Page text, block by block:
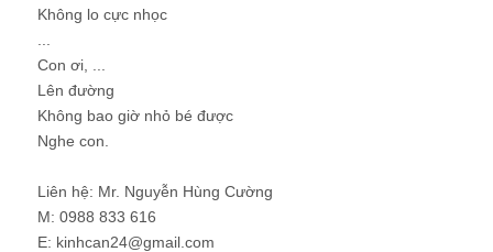
Không lo cực nhọc
...
Con ơi, ...
Lên đường
Không bao giờ nhỏ bé được
Nghe con.
Liên hệ: Mr. Nguyễn Hùng Cường
M: 0988 833 616
E: kinhcan24@gmail.com